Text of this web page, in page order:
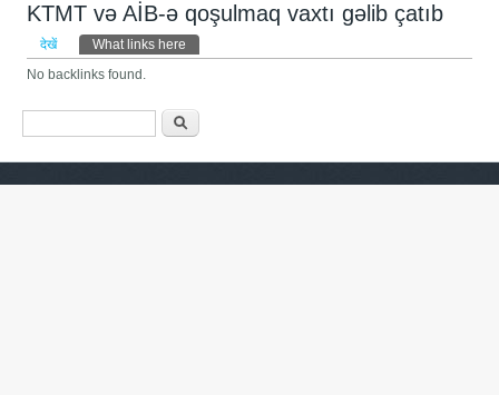
KTMT və AİB-ə qoşulmaq vaxtı gəlib çatıb
प्राथमिक टैब्स
देखें What links here
No backlinks found.